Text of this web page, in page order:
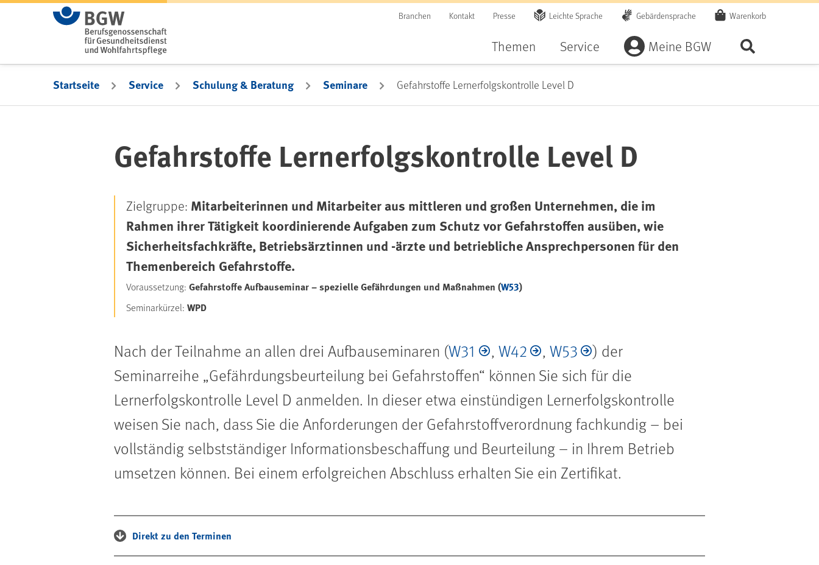
Zum Hauptinhalt springen Branchen Kontakt Presse Leichte Sprache Gebärdensprache Warenkorb
Themen Service Meine BGW
Startseite Service Schulung & Beratung Seminare Gefahrstoffe Lernerfolgskontrolle Level D
Gefahrstoffe Lernerfolgskontrolle Level D
Zielgruppe: Mitarbeiterinnen und Mitarbeiter aus mittleren und großen Unternehmen, die im
Rahmen ihrer Tätigkeit koordinierende Aufgaben zum Schutz vor Gefahrstoffen ausüben, wie
Sicherheitsfachkräfte, Betriebsärztinnen und -ärzte und betriebliche Ansprechpersonen für den
Themenbereich Gefahrstoffe.
Voraussetzung: Gefahrstoffe Aufbauseminar – spezielle Gefährdungen und Maßnahmen (W53)
Seminarkürzel: WPD
Nach der Teilnahme an allen drei Aufbauseminaren (W31 , W42 , W53
) der
Seminarreihe „Gefährdungsbeurteilung bei Gefahrstoffen“ können Sie sich für die
Lernerfolgskontrolle Level D anmelden. In dieser etwa einstündigen Lernerfolgskontrolle
weisen Sie nach, dass Sie die Anforderungen der Gefahrstoffverordnung fachkundig – bei
vollständig selbstständiger Informationsbeschaffung und Beurteilung – in Ihrem Betrieb
umsetzen können. Bei einem erfolgreichen Abschluss erhalten Sie ein Zertifikat.
Direkt zu den Terminen